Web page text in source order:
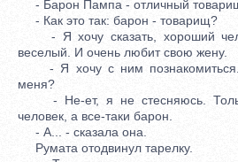
- Барон Пампа - отличный
- Как это так: барон - товарищ?
- Я хочу сказать, хороший
веселый. И очень любит свою жену.
- Я хочу с ним
меня?
- Не-ет, я не стесняюсь.
человек, а все-таки барон.
- А... - сказала она.
Румата отодвинул тарелку.